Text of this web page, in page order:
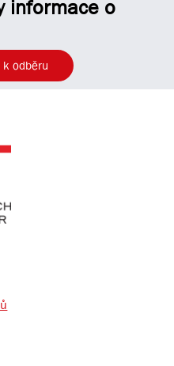
informace o
k odběru